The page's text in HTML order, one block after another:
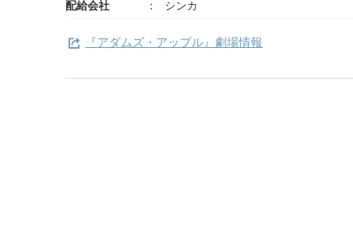
配給会社 シンカ
『アダムズ・アップル』劇場情報